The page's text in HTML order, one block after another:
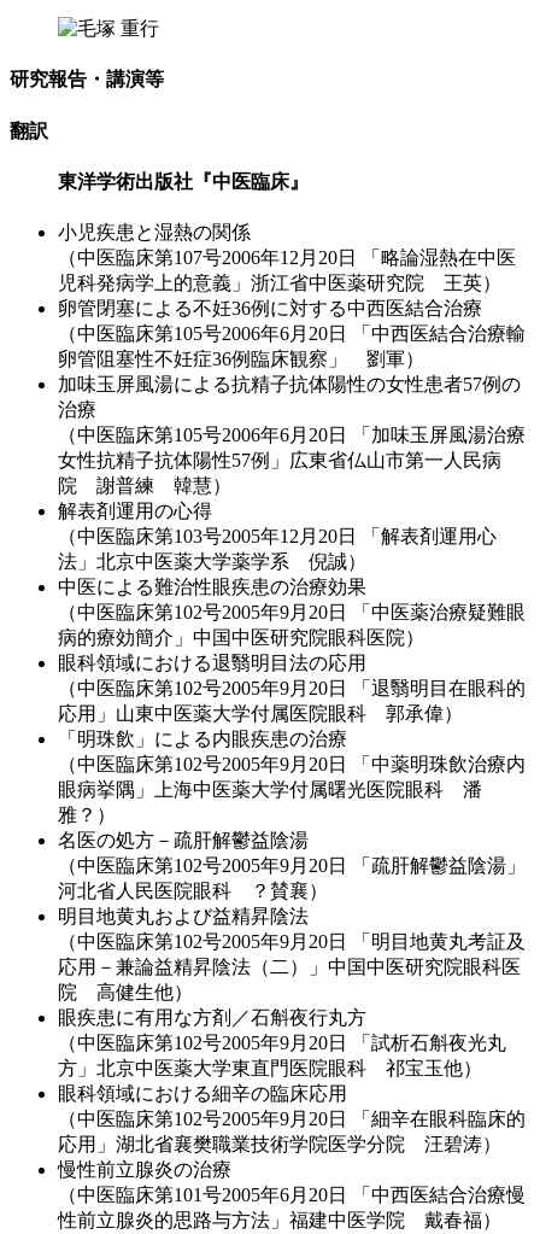
研究報告・講演等
翻訳
東洋学術出版社『中医臨床』
小児疾患と湿熱の関係
（中医臨床第107号2006年12月20日 「略論湿熱在中医
児科発病学上的意義」浙江省中医薬研究院 王英）
卵管閉塞による不妊36例に対する中西医結合治療
（中医臨床第105号2006年6月20日 「中西医結合治療輸
卵管阻塞性不妊症36例臨床観察」 劉軍）
加味玉屏風湯による抗精子抗体陽性の女性患者57例の
治療
（中医臨床第105号2006年6月20日 「加味玉屏風湯治療
女性抗精子抗体陽性57例」広東省仏山市第一人民病
院 謝普練 韓慧）
解表剤運用の心得
（中医臨床第103号2005年12月20日 「解表剤運用心
法」北京中医薬大学薬学系 倪誠）
中医による難治性眼疾患の治療効果
（中医臨床第102号2005年9月20日 「中医薬治療疑難眼
病的療効簡介」中国中医研究院眼科医院）
眼科領域における退翳明目法の応用
（中医臨床第102号2005年9月20日 「退翳明目在眼科的
応用」山東中医薬大学付属医院眼科 郭承偉）
「明珠飲」による内眼疾患の治療
（中医臨床第102号2005年9月20日 「中薬明珠飲治療内
眼病挙隅」上海中医薬大学付属曙光医院眼科 潘
雅？）
名医の処方－疏肝解鬱益陰湯
（中医臨床第102号2005年9月20日 「疏肝解鬱益陰湯」
河北省人民医院眼科 ？賛襄）
明目地黄丸および益精昇陰法
（中医臨床第102号2005年9月20日 「明目地黄丸考証及
応用－兼論益精昇陰法（二）」中国中医研究院眼科医
院 高健生他）
眼疾患に有用な方剤／石斛夜行丸方
（中医臨床第102号2005年9月20日 「試析石斛夜光丸
方」北京中医薬大学東直門医院眼科 祁宝玉他）
眼科領域における細辛の臨床応用
（中医臨床第102号2005年9月20日 「細辛在眼科臨床的
応用」湖北省襄樊職業技術学院医学分院 汪碧涛）
慢性前立腺炎の治療
（中医臨床第101号2005年6月20日 「中西医結合治療慢
性前立腺炎的思路与方法」福建中医学院 戴春福）